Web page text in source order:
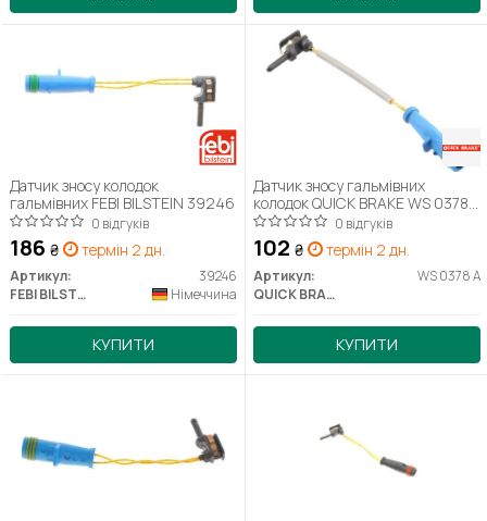
Датчик зносу колодок
гальмівних FEBI BILSTEIN 39246
0 відгуків
186 ₴ термін 2 дн.
Артикул:
39246
FEBI BILSTEIN
Німеччина
КУПИТИ
Датчик зносу гальмівних
колодок QUICK BRAKE WS 0378
A
0 відгуків
102 ₴ термін 2 дн.
Артикул:
WS 0378 A
QUICK BRAKE
КУПИТИ